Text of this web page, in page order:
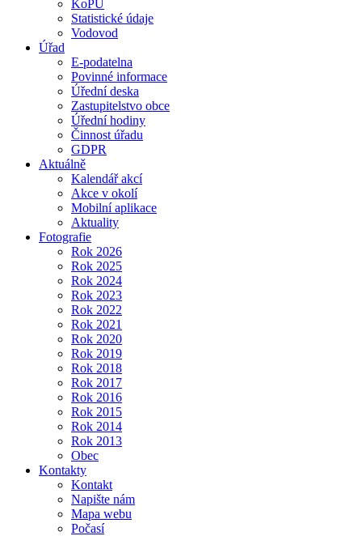
KoPÚ
Statistické údaje
Vodovod
Úřad
E-podatelna
Povinné informace
Úřední deska
Zastupitelstvo obce
Úřední hodiny
Činnost úřadu
GDPR
Aktuálně
Kalendář akcí
Akce v okolí
Mobilní aplikace
Aktuality
Fotografie
Rok 2026
Rok 2025
Rok 2024
Rok 2023
Rok 2022
Rok 2021
Rok 2020
Rok 2019
Rok 2018
Rok 2017
Rok 2016
Rok 2015
Rok 2014
Rok 2013
Obec
Kontakty
Kontakt
Napište nám
Mapa webu
Počasí